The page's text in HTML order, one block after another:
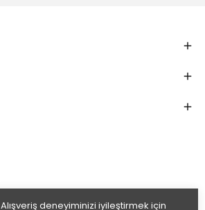
Alışveriş deneyiminizi iyileştirmek için